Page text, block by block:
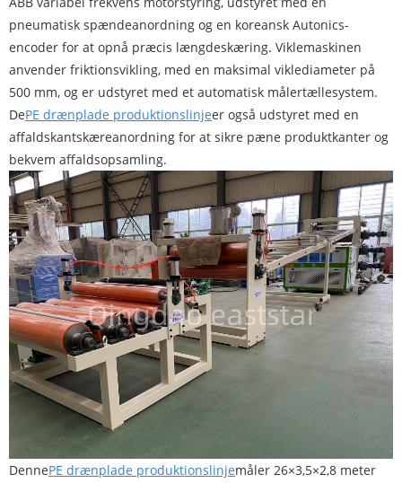
pneumatisk spændeanordning og en koreansk Autonics-
encoder for at opnå præcis længdeskæring. Viklemaskinen
anvender friktionsvikling, med en maksimal viklediameter på
500 mm, og er udstyret med et automatisk målertællesystem.
DePE drænplade produktionslinjeer også udstyret med en
affaldskantskæreanordning for at sikre pæne produktkanter og
bekvem affaldsopsamling.
DennePE drænplade produktionslinjemåler 26×3,5×2,8 meter